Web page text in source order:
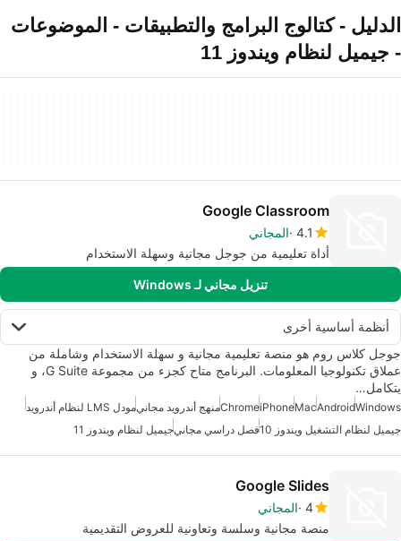
الدليل - كتالوج البرامج والتطبيقات - الموضوعات
- جيميل لنظام ويندوز 11
Google Classroom
4.1 المجاني
أداة تعليمية من جوجل مجانية وسهلة الاستخدام
تنزيل مجاني لـ Windows
أنظمة أساسية أخرى
جوجل كلاس روم هو منصة تعليمية مجانية و سهلة الاستخدام وشاملة من
عملاق تكنولوجيا المعلومات. البرنامج متاح كجزء من مجموعة G Suite، و
يتكامل…
Windows
Android
Mac
iPhone
Chromeمنهج أندرويد مجانيمودل LMS لنظام أندرويد
جيميل لنظام التشغيل ويندوز 10
فصل دراسي مجانيجيميل لنظام ويندوز 11
Google Slides
4 المجاني
منصة مجانية وسلسة وتعاونية للعروض التقديمية